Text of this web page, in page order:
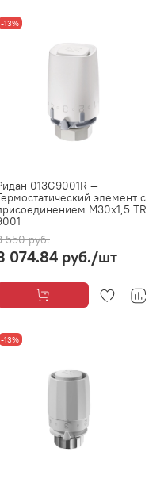
-13%
013G9001R —
элемент с
М30х1,5 TR
550 руб.
074.84 руб./шт
-13%